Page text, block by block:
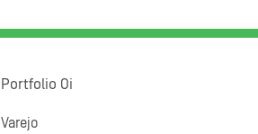
Portfolio Oi
Varejo